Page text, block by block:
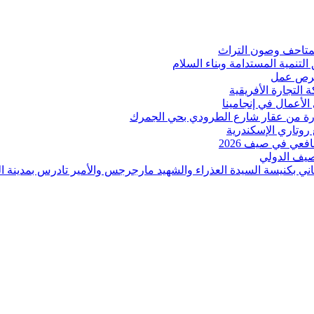
وصون التراث
المستدامة وبناء السلام
فرص عمل
الأفريقية
في إنجامينا
الإسكندرية
في صيف 2026
الدولي
بكنيسة السيدة العذراء والشهيد مارجرجس والأمير تادرس بمدينة